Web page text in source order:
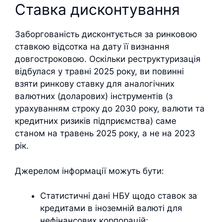
Ставка дисконтування
Заборгованість дисконтується за ринковою
ставкою відсотка на дату її визнання
довгостроковою. Оскільки реструктуризація
відбулася у травні 2025 року, ви повинні
взяти ринкову ставку для аналогічних
валютних (доларових) інструментів (з
урахуванням строку до 2030 року, валюти та
кредитних ризиків підприємства) саме
станом на травень 2025 року, а не на 2023
рік.
Джерелом інформації можуть бути:
Статистичні дані НБУ щодо ставок за
кредитами в іноземній валюті для